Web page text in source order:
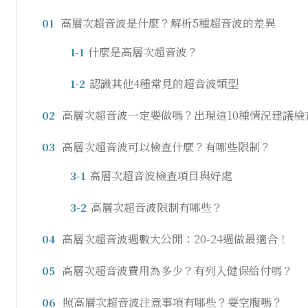
01 高層次超音波是什麼？解析5種超音波的差異
1-1 什麼是高層次超音波？
1-2 認識其他4種常見的超音波類型
02 高層次超音波一定要做嗎？出現這10種情況建議檢
03 高層次超音波可以檢查什麼？有哪些限制？
3-1 高層次超音波檢查項目與好處
3-2 高層次超音波限制有哪些？
04 高層次超音波週數大公開：20-24週做最適合！
05 高層次超音波費用為多少？有列入健保給付嗎？
06 照高層次超音波注意事項有哪些？要空腹嗎？